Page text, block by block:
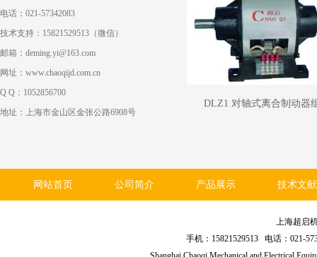
电话：021-57342083
技术支持：15821529513（微信）
邮箱：deming.yi@163.com
网址：www.chaoqijd.com.cn
Q Q：1052856700
地址：上海市金山区金张公路6908号
DLZ1 对轴式离合制动器
网站首页 公司简介 产品展示 技术文献
上海超启
手机：15821529513 电话：021-